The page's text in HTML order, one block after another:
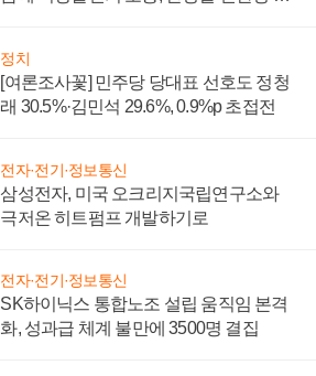
정치
[여론조사꽃] 민주당 당대표 선호도 정청
래 30.5%·김민석 29.6%, 0.9%p 초접전
전자·전기·정보통신
삼성전자, 미국 오크리지국립연구소와
극저온 히트펌프 개발하기로
전자·전기·정보통신
SK하이닉스 통합노조 설립 움직임 본격
화, 성과급 체계 불만에 3500명 결집